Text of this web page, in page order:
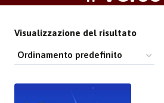
Visualizzazione del risultato